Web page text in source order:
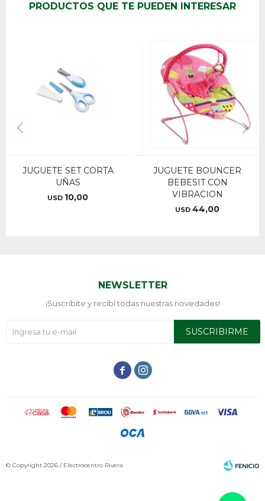
PRODUCTOS QUE TE PUEDEN INTERESAR
JUGUETE SET CORTA
UÑAS
USD 10,00
JUGUETE BOUNCER
BEBESIT CON
VIBRACION
USD 44,00
NEWSLETTER
¡Suscribite y recibí todas nuestras novedades!
SUSCRIBIRME
 
© Copyright 2026 / Electrocentro Rivera